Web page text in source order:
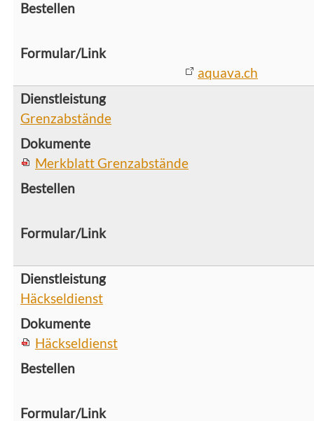
aquava.ch
Grenzabstände
Merkblatt Grenzabstände
Häckseldienst
Häckseldienst